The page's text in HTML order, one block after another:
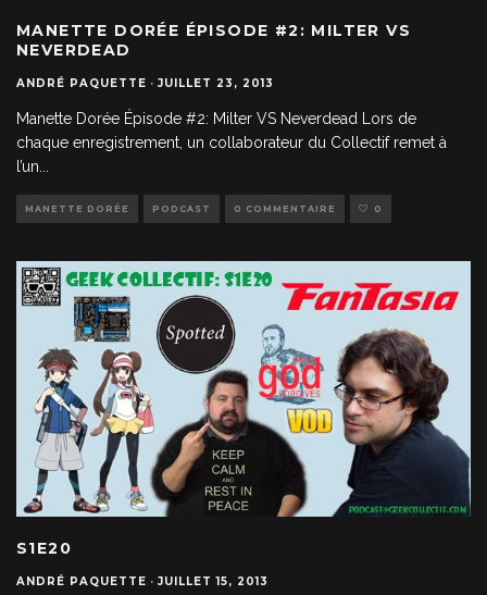
MANETTE DORÉE ÉPISODE #2: MILTER VS
NEVERDEAD
ANDRÉ PAQUETTE · JUILLET 23, 2013
Manette Dorée Épisode #2: Milter VS Neverdead Lors de
chaque enregistrement, un collaborateur du Collectif remet à
l’un
MANETTE DORÉE PODCAST 0 COMMENTAIRE 0
S1E20
ANDRÉ PAQUETTE · JUILLET 15, 2013